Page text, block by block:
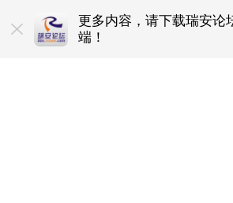
更多内容，请下载瑞安论
端！